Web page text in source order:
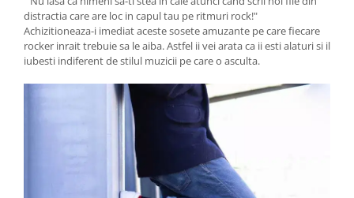
distractia care are loc in capul tau pe ritmuri rock!"
Achizitioneaza-i imediat aceste sosete amuzante pe care fiecare
rocker inrait trebuie sa le aiba. Astfel ii vei arata ca ii esti alaturi si il
iubesti indiferent de stilul muzicii pe care o asculta.